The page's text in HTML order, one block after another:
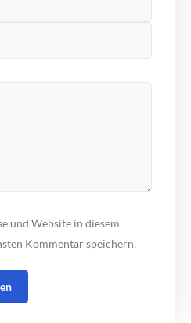
und Website in diesem
Kommentar speichern.